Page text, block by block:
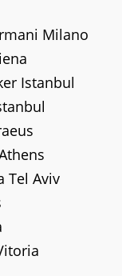
Milano
Istanbul
Tel Aviv